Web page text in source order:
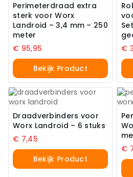
Perimeterdraad extra
sterk voor Worx
Landroid – 3,4 mm – 250
meter
€ 95,95
Bekijk Product
€
Draadverbinders voor
Worx Landroid – 6 stuks
€ 7,45
Bekijk Product
€